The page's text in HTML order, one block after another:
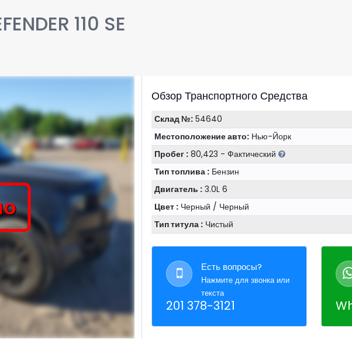
110 SE
Обзор Транспортного Средства
Склад №:54640
Местоположение авто:Нью-Йорк
Пробег :80,423 - Фактический
Тип топлива :Бензин
Двигатель :3.0L 6
Цвет :Черный / Черный
Тип титула :Чистый
Есть вопросы?
Нажмите для звонка или
текста
201 378-3121